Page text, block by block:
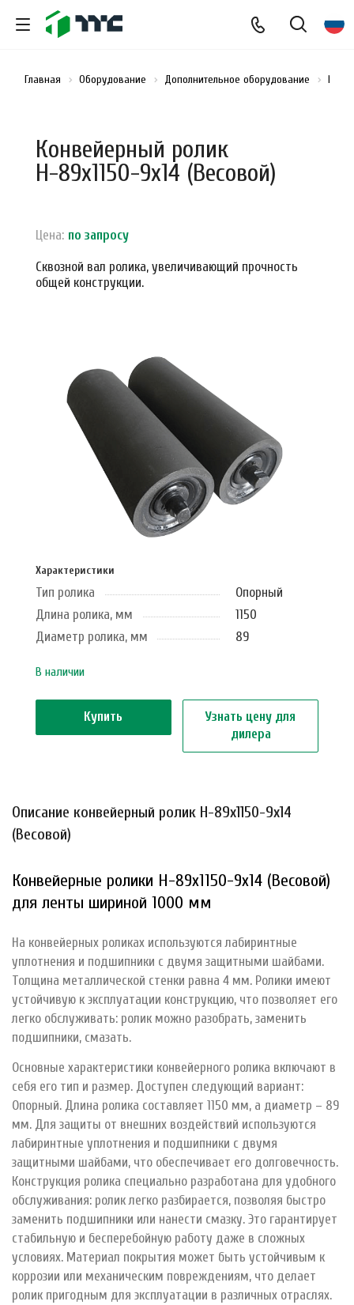
Главная Оборудование Дополнительное оборудование
Конвейерный ролик
Н-89х1150-9х14 (Весовой)
Цена: по запросу
Сквозной вал ролика, увеличивающий прочность
общей конструкции.
Характеристики
Тип ролика
Опорный
Длина ролика, мм
1150
Диаметр ролика, мм
89
В наличии
Купить
Узнать цену для
дилера
Описание конвейерный ролик Н-89х1150-9х14
(Весовой)
Конвейерные ролики Н-89х1150-9х14 (Весовой)
для ленты шириной 1000 мм
На конвейерных роликах используются лабиринтные
уплотнения и подшипники с двумя защитными шайбами.
Толщина металлической стенки равна 4 мм. Ролики имеют
устойчивую к эксплуатации конструкцию, что позволяет его
легко обслуживать: ролик можно разобрать, заменить
подшипники, смазать.
Основные характеристики конвейерного ролика включают в
себя его тип и размер. Доступен следующий вариант:
Опорный. Длина ролика составляет 1150 мм, а диаметр – 89
мм. Для защиты от внешних воздействий используются
лабиринтные уплотнения и подшипники с двумя
защитными шайбами, что обеспечивает его долговечность.
Конструкция ролика специально разработана для удобного
обслуживания: ролик легко разбирается, позволяя быстро
заменить подшипники или нанести смазку. Это гарантирует
стабильную и бесперебойную работу даже в сложных
условиях. Материал покрытия может быть устойчивым к
коррозии или механическим повреждениям, что делает
ролик пригодным для эксплуатации в различных отраслях.